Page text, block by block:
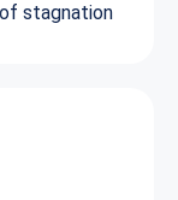
stagnation